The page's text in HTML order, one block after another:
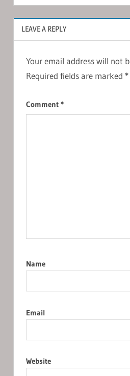
LEAVE A REPLY
Your email address will not
Required fields are marked *
Comment *
Name
Email
Website